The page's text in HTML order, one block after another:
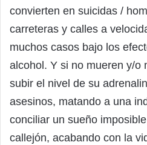
convierten en suicidas /
carreteras y calles a
muchos casos bajo los
alcohol. Y si no mueren y/o
subir el nivel de su
asesinos, matando a una
conciliar un sueño
callejón, acabando con la